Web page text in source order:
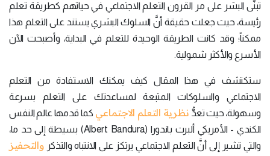
تبنَّى البشر على مر القرون التعلم الاجتماعي في حياتهم كطريقة تعلم
رئيسة، حيث جعلت حقيقة أنَّ السلوك البشري يستند على التعلم هذا
ممكناً؛ وقد كانت الطريقة الوحيدة للتعلم في البداية، وأصبحت الآن
الأسرع والأكثر شمولية.
ستكتشف في هذا المقال كيف يمكنك الاستفادة من التعلم
الاجتماعي والسلوكات المتبعة لمساعدتك على التعلم بسرعة
وسهولة، حيث تعدُّ نظرية التعلم الاجتماعي كما قدمها عالم النفس
الكندي - الأمريكي ألبرت باندورا (Albert Bandura) بسيطة إلى حد ما،
والتي تشير إلى أنَّ التعلم الاجتماعي يرتكز على الانتباه والتذكر والتحفيز